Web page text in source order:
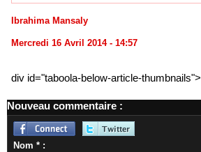
Ibrahima Mansaly
Mercredi 16 Avril 2014 - 14:57
div id="taboola-below-article-thumbnails">
Nouveau commentaire :
Nom * :